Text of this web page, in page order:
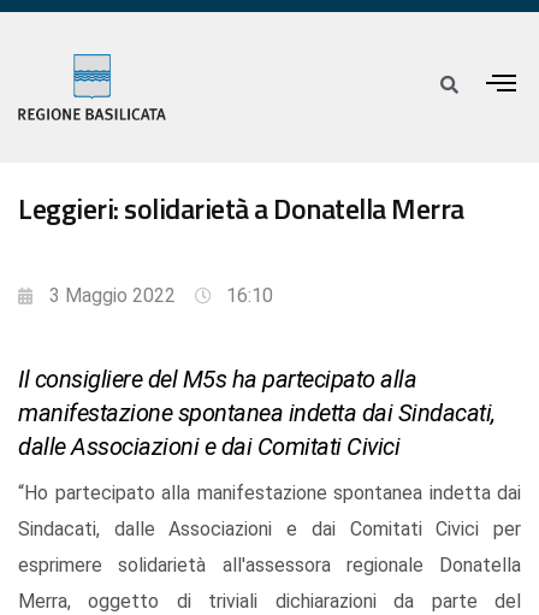
Leggieri: solidarietà a Donatella Merra
3 Maggio 2022 16:10
Il consigliere del M5s ha partecipato alla
manifestazione spontanea indetta dai Sindacati,
dalle Associazioni e dai Comitati Civici
“Ho partecipato alla manifestazione spontanea indetta dai
Sindacati, dalle Associazioni e dai Comitati Civici per
esprimere solidarietà all'assessora regionale Donatella
Merra, oggetto di triviali dichiarazioni da parte del